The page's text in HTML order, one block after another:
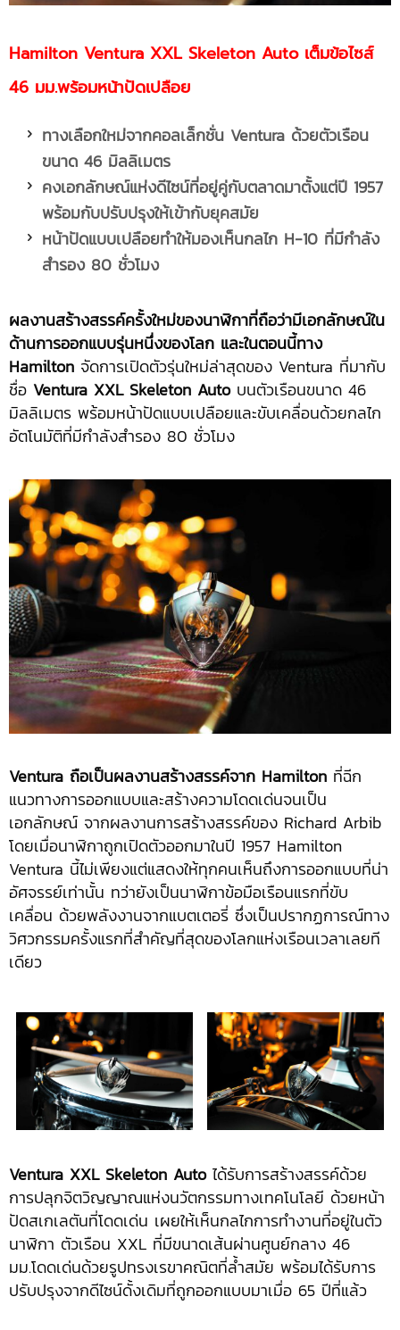
Hamilton Ventura XXL Skeleton Auto เต็มข้อไซส์
46 มม.พร้อมหน้าปัดเปลือย
ทางเลือกใหม่จากคอลเล็กชั่น Ventura ด้วยตัวเรือน
ขนาด 46 มิลลิเมตร
คงเอกลักษณ์แห่งดีไซน์ที่อยู่คู่กับตลาดมาตั้งแต่ปี 1957
พร้อมกับปรับปรุงให้เข้ากับยุคสมัย
หน้าปัดแบบเปลือยทำให้มองเห็นกลไก H-10 ที่มีกำลัง
สำรอง 80 ชั่วโมง
ผลงานสร้างสรรค์ครั้งใหม่ของนาฬิกาที่ถือว่ามีเอกลักษณ์ใน
ด้านการออกแบบรุ่นหนึ่งของโลก และในตอนนี้ทาง
Hamilton จัดการเปิดตัวรุ่นใหม่ล่าสุดของ Ventura ที่มากับ
ชื่อ Ventura XXL Skeleton Autoบนตัวเรือนขนาด 46
มิลลิเมตร พร้อมหน้าปัดแบบเปลือยและขับเคลื่อนด้วยกลไก
อัตโนมัติที่มีกำลังสำรอง 80 ชั่วโมง
Ventura ถือเป็นผลงานสร้างสรรค์จาก Hamilton ที่ฉีก
แนวทางการออกแบบและสร้างความโดดเด่นจนเป็น
เอกลักษณ์ จากผลงานการสร้างสรรค์ของ Richard Arbib
โดยเมื่อนาฬิกาถูกเปิดตัวออกมาในปี 1957 Hamilton
Ventura นี้ไม่เพียงแต่แสดงให้ทุกคนเห็นถึงการออกแบบที่น่า
อัศจรรย์เท่านั้น ทว่ายังเป็นนาฬิกาข้อมือเรือนแรกที่ขับ
เคลื่อน ด้วยพลังงานจากแบตเตอรี่ ซึ่งเป็นปรากฏการณ์ทาง
วิศวกรรมครั้งแรกที่สำคัญที่สุดของโลกแห่งเรือนเวลาเลยที
เดียว
Ventura XXL Skeleton Autoได้รับการสร้างสรรค์ด้วย
การปลุกจิตวิญญาณแห่งนวัตกรรมทางเทคโนโลยี ด้วยหน้า
ปัดสเกเลตันที่โดดเด่น เผยให้เห็นกลไกการทำงานที่อยู่ในตัว
นาฬิกา ตัวเรือน XXL ที่มีขนาดเส้นผ่านศูนย์กลาง 46
มม.โดดเด่นด้วยรูปทรงเรขาคณิตที่ล้ำสมัย พร้อมได้รับการ
ปรับปรุงจากดีไซน์ดั้งเดิมที่ถูกออกแบบมาเมื่อ 65 ปีที่แล้ว